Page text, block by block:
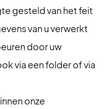
gesteld van het feit
van u verwerkt
door uw
via een folder of via
onze